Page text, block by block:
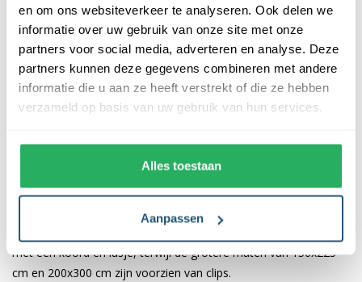
en om ons websiteverkeer te analyseren. Ook delen we
informatie over uw gebruik van onze site met onze
partners voor social media, adverteren en analyse. Deze
partners kunnen deze gegevens combineren met andere
informatie die u aan ze heeft verstrekt of die ze hebben
verzameld op basis van uw gebruik van hun services.
Alles toestaan
Aanpassen
De afwerking van onze vlaggen is van hoge kwaliteit. Ze zijn
voorzien van een sterke kopband en een dubbele stiknaad, wat
bijdraagt aan hun duurzaamheid en stevigheid. Wij bieden de
vlag vanSint Odilienberg aan in verschillende afmetingen,
namelijk 40x60 cm, 70x100 cm, 100x150 cm, 150x225 cm en
Afhankelijk van de afmetingen die je kiest, worden de vlaggen
voorzien van verschillende bevestigingsmogelijkheden. De
met een koord en lusje, terwijl de grotere maten van 150x225
cm en 200x300 cm zijn voorzien van clips.